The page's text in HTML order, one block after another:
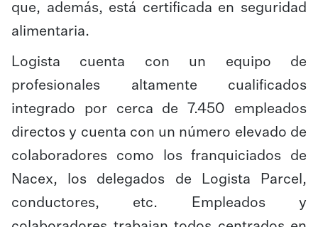
que, además, está certificada en seguridad
alimentaria.
Logista cuenta con un equipo de
profesionales altamente cualificados
integrado por cerca de 7.450 empleados
directos y cuenta con un número elevado de
colaboradores como los franquiciados de
Nacex, los delegados de Logista Parcel,
conductores, etc. Empleados y